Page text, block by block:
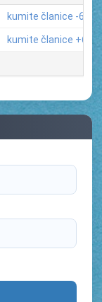
kumite članice -68
kumite članice +68